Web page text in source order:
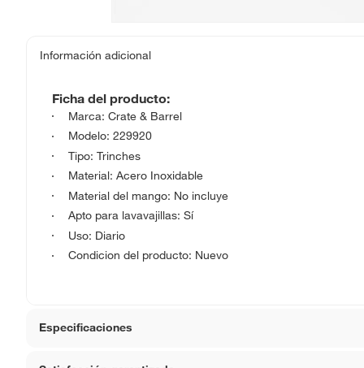
Información adicional
Ficha del producto:
Marca: Crate & Barrel
Modelo: 229920
Tipo: Trinches
Material: Acero Inoxidable
Material del mango: No incluye
Apto para lavavajillas: Sí
Uso: Diario
Condicion del producto: Nuevo
Especificaciones